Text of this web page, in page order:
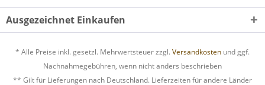
Ausgezeichnet Einkaufen
* Alle Preise inkl. gesetzl. Mehrwertsteuer zzgl. Versandkosten und ggf.
Nachnahmegebühren, wenn nicht anders beschrieben
** Gilt für Lieferungen nach Deutschland. Lieferzeiten für andere Länder